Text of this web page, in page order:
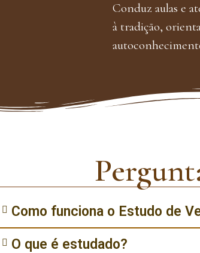
Conduz aulas e
à tradição,
Como funciona o Estudo de
O que é estudado?